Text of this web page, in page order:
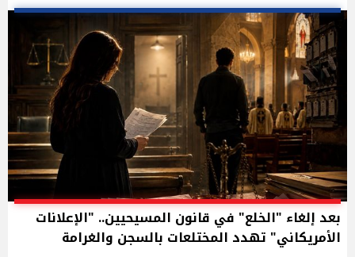
بعد إلغاء "الخلع" في قانون المسيحيين.. "الإعلانات
الأمريكاني" تهدد المختلعات بالسجن والغرامة